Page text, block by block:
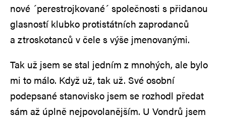
nové ´perestrojkované´ společnosti s přidanou
glasností klubko protistátních zaprodanců
a ztroskotanců v čele s výše jmenovanými.
Tak už jsem se stal jedním z mnohých, ale bylo
mi to málo. Když už, tak už. Své osobní
podepsané stanovisko jsem se rozhodl předat
sám až úplně nejpovolanějším. U Vondrů jsem